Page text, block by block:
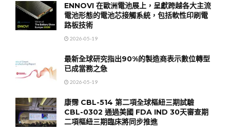
ENNOVI 在歐洲電池展上，呈獻跨越各大主流
電池形態的電池芯接觸系統，包括軟性印刷電
路板技術
2026-05-19
最新全球研究指出90%的製造商表示數位轉型
已成當務之急
2026-05-19
康霈 CBL-514 第二項全球樞紐三期試驗
CBL-0302 通過美國 FDA IND 30天審查期
二項樞紐三期臨床將同步推進